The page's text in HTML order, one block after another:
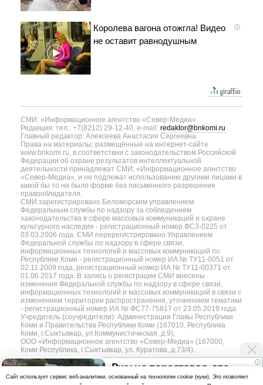
i
Королева вагона отожгла! Видео
не оставит равнодушным
СМИ: «Информационное агентство «Север-Медиа»
Редакция: тел.: +7(8212) 29-12-40, e-mail: redaktor@bnkomi.ru
Главный редактор: Алексеева Анастасия Сергеевна.
Права на материалы, размещённые на интернет-сайте
www.bnkomi.ru, в соответствии с законодательством Российской
Федерации об охране результатов интеллектуальной
деятельности принадлежат СМИ: «Информационное агентство
«Север-Медиа», и не подлежат использованию другими лицами в
какой бы то ни было форме без письменного разрешения
правообладателя.
СМИ зарегистрировано Беломорским управлением
Федеральным службы по надзору за соблюдением
законодательства в сфере массовых коммуникаций и охране
культурного наследия - регистрационный номер ФС3-0225 от
03.03.2006 года. СМИ перерегистрировано Управлением
Федеральной службы по надзору в сфере связи,
информационных технологий и массовых коммуникаций по
Республике Коми - регистрационный номер ИА № ТУ11-0051 от
02.11.2009 года, регистрационный номер ИА № ТУ11-00371 от
01.06.2017 года. В запись о регистрации СМИ внесены
изменения Федеральной службы по надзору в сфере связи,
информационных технологий и массовых коммуникаций в связи с
изменением территории распространения, уточнением тематики
- регистрационный номер ИА № ФС77-75817 от 23.05.2019 года.
Учредитель (соучредители): Администрация Главы Республики
Коми и Правительства Республики Коми (167010, Республика
Коми, г.Сыктывкар, ул.Коммунистическая, д.9);
ООО «Информационное агентство «Север-Медиа» (167000,
Коми Республика, г.Сыктывкар, ул. Куратова, д.73/4).
Разработка сайта — web-студия «Цифровой Век»
i
Ржу не переставая, это
видео пересмотришь не
Cайт использует сервис веб-аналитики, основанный на технологии cookie (куки). Это позволяет